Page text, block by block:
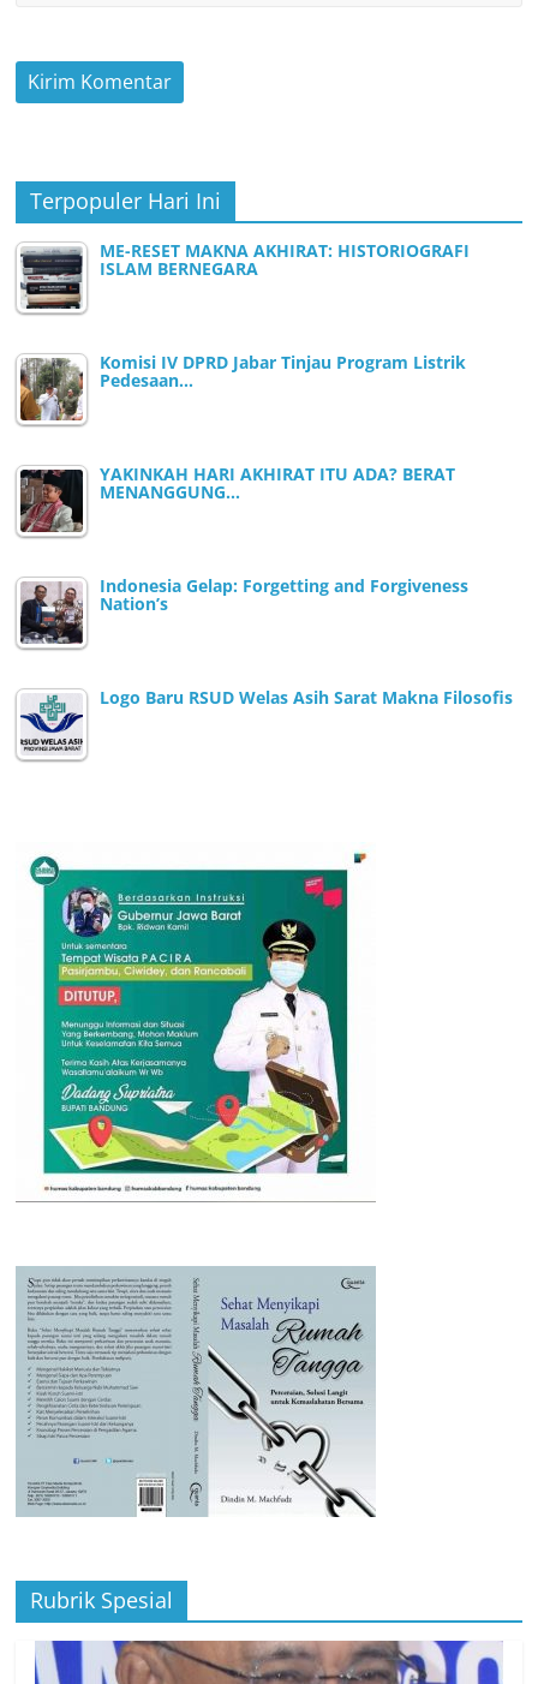
Terpopuler Hari Ini
ME-RESET MAKNA AKHIRAT: HISTORIOGRAFI
ISLAM BERNEGARA
Komisi IV DPRD Jabar Tinjau Program Listrik
Pedesaan…
YAKINKAH HARI AKHIRAT ITU ADA? BERAT
MENANGGUNG…
Indonesia Gelap: Forgetting and Forgiveness
Nation’s
Logo Baru RSUD Welas Asih Sarat Makna Filosofis
Rubrik Spesial